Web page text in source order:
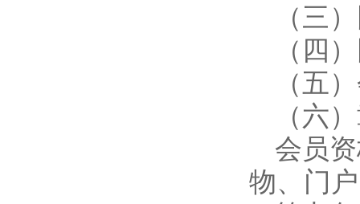
（三
（四
（五
（六
会员
物、门